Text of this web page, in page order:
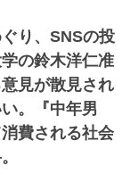
り、SNSの投
の鈴木洋仁准
見が散見され
。『中年男
費される社会